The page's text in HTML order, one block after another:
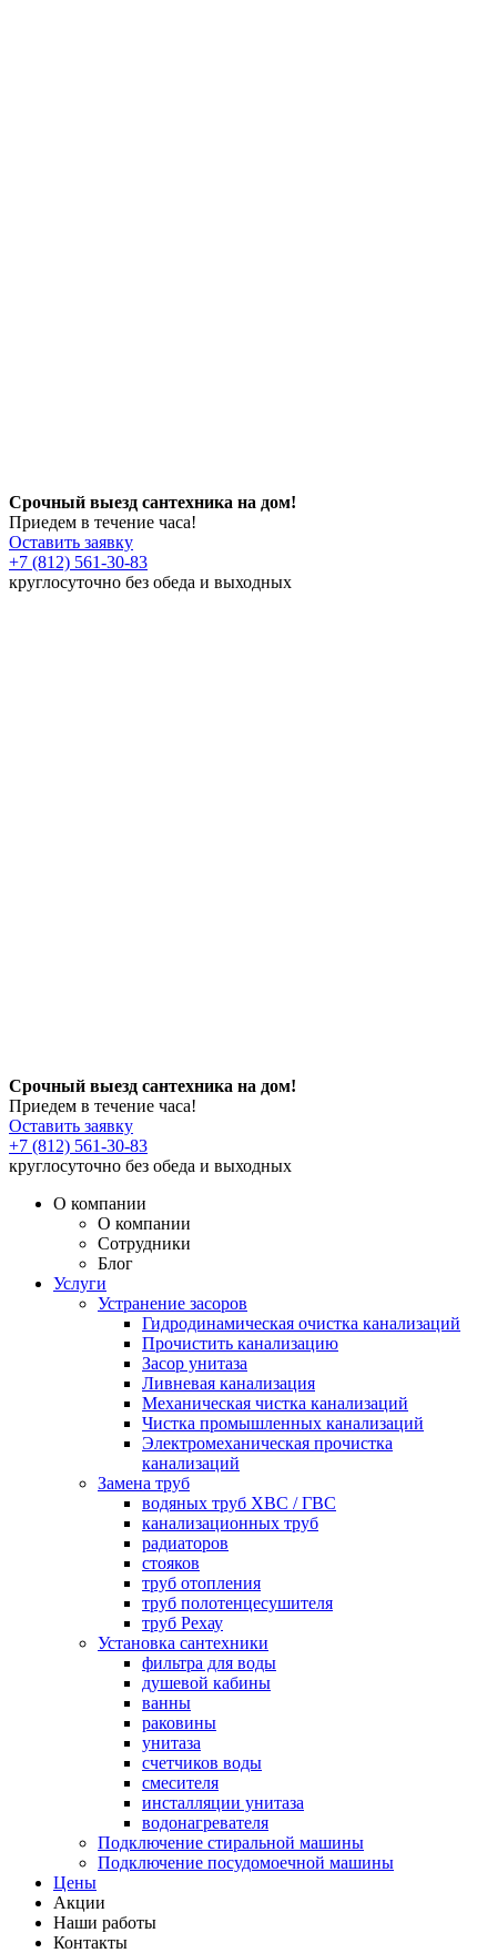
Срочный выезд сантехника на дом!
Приедем в течение часа!
Оставить заявку
+7 (812) 561-30-83
круглосуточно без обеда и выходных
Срочный выезд сантехника на дом!
Приедем в течение часа!
Оставить заявку
+7 (812) 561-30-83
круглосуточно без обеда и выходных
О компании
О компании
Сотрудники
Блог
Услуги
Устранение засоров
Гидродинамическая очистка канализаций
Прочистить канализацию
Засор унитаза
Ливневая канализация
Механическая чистка канализаций
Чистка промышленных канализаций
Электромеханическая прочистка
канализаций
Замена труб
водяных труб ХВС / ГВС
канализационных труб
радиаторов
стояков
труб отопления
труб полотенцесушителя
труб Рехау
Установка сантехники
фильтра для воды
душевой кабины
ванны
раковины
унитаза
счетчиков воды
смесителя
инсталляции унитаза
водонагревателя
Подключение стиральной машины
Подключение посудомоечной машины
Цены
Акции
Наши работы
Контакты